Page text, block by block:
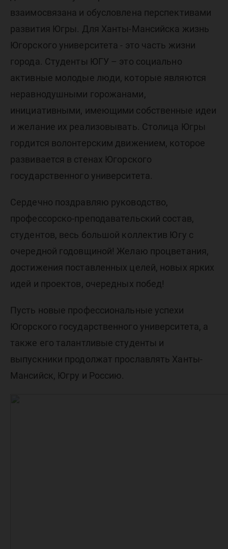
взаимосвязана и обусловлена перспективами
развития Югры. Для Ханты-Мансийска жизнь
Югорского университета - это часть жизни
города. Студенты ЮГУ – это социально
активные молодые люди, которые являются
неравнодушными горожанами,
инициативными, имеющими собственные идеи
и желание их реализовывать. Столица Югры
гордится волонтерским движением, которое
развивается в стенах Югорского
государственного университета.
Сердечно поздравляю руководство,
профессорско-преподавательский состав,
студентов, весь большой коллектив Югу с
очередной годовщиной! Желаю процветания,
достижения поставленных целей, новых ярких
идей и проектов, очередных побед!
Пусть новые профессиональные успехи
Югорского государственного университета, а
также его талантливые студенты и
выпускники продолжат прославлять Ханты-
Мансийск, Югру и Россию.